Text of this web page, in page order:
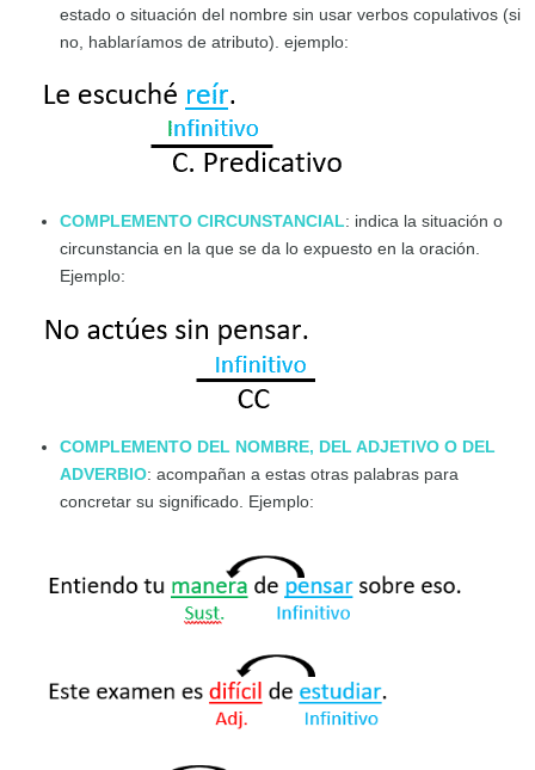
estado o situación del nombre sin usar verbos copulativos (si
no, hablaríamos de atributo). ejemplo:
COMPLEMENTO CIRCUNSTANCIAL: indica la situación o
circunstancia en la que se da lo expuesto en la oración.
Ejemplo:
COMPLEMENTO DEL NOMBRE, DEL ADJETIVO O DEL
ADVERBIO: acompañan a estas otras palabras para
concretar su significado. Ejemplo: